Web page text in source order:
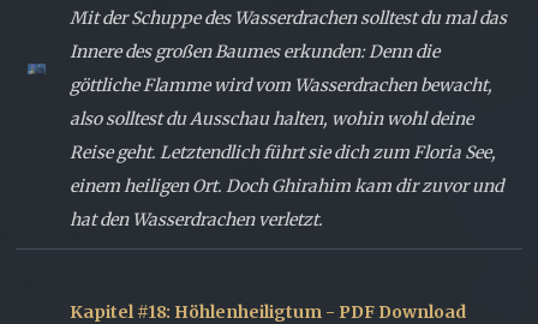
Mit der Schuppe des Wasserdrachen solltest du mal das
Innere des großen Baumes erkunden: Denn die
göttliche Flamme wird vom Wasserdrachen bewacht,
also solltest du Ausschau halten, wohin wohl deine
Reise geht. Letztendlich führt sie dich zum Floria See,
einem heiligen Ort. Doch Ghirahim kam dir zuvor und
hat den Wasserdrachen verletzt.
Kapitel #18: Höhlenheiligtum - PDF Download